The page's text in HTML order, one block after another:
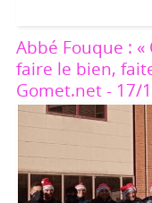
Abbé Fouque :
faire le bien,
Gomet.net - 17/